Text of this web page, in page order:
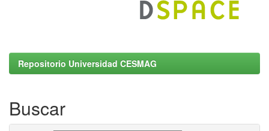
Repositorio Universidad CESMAG
Buscar